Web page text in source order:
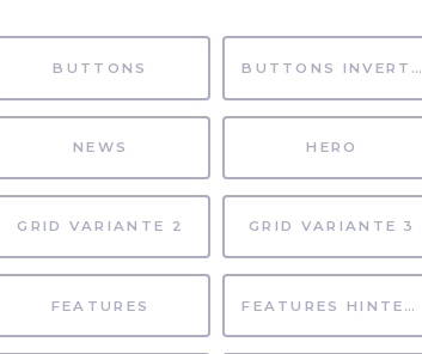
BUTTONS BUTTONS INVERTIERT
NEWS HERO
GRID VARIANTE 2 GRID VARIANTE 3
FEATURES FEATURES HINTERGRUND